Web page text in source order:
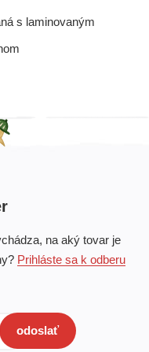
s laminovaným
na aký tovar je
Prihláste sa k odberu
odoslať